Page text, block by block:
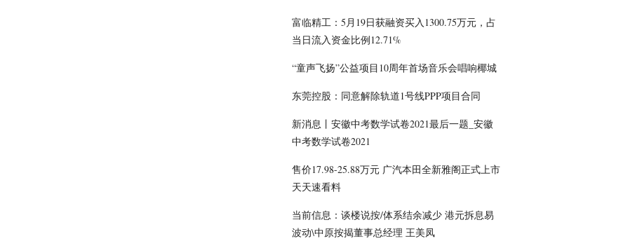
富临精工：5月19日获融资买入1300.75万元，占
当日流入资金比例12.71%
“童声飞扬”公益项目10周年首场音乐会唱响椰城
东莞控股：同意解除轨道1号线PPP项目合同
新消息丨安徽中考数学试卷2021最后一题_安徽
中考数学试卷2021
售价17.98-25.88万元 广汽本田全新雅阁正式上市
天天速看料
当前信息： 谈楼说按/体系结余减少 港元拆息易
波动\中原按揭董事总经理 王美凤